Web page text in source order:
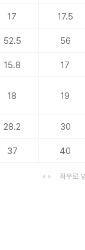
17 17.5
52.5 56
15.8 17
18 19
28.2 30
37 40
좌우로